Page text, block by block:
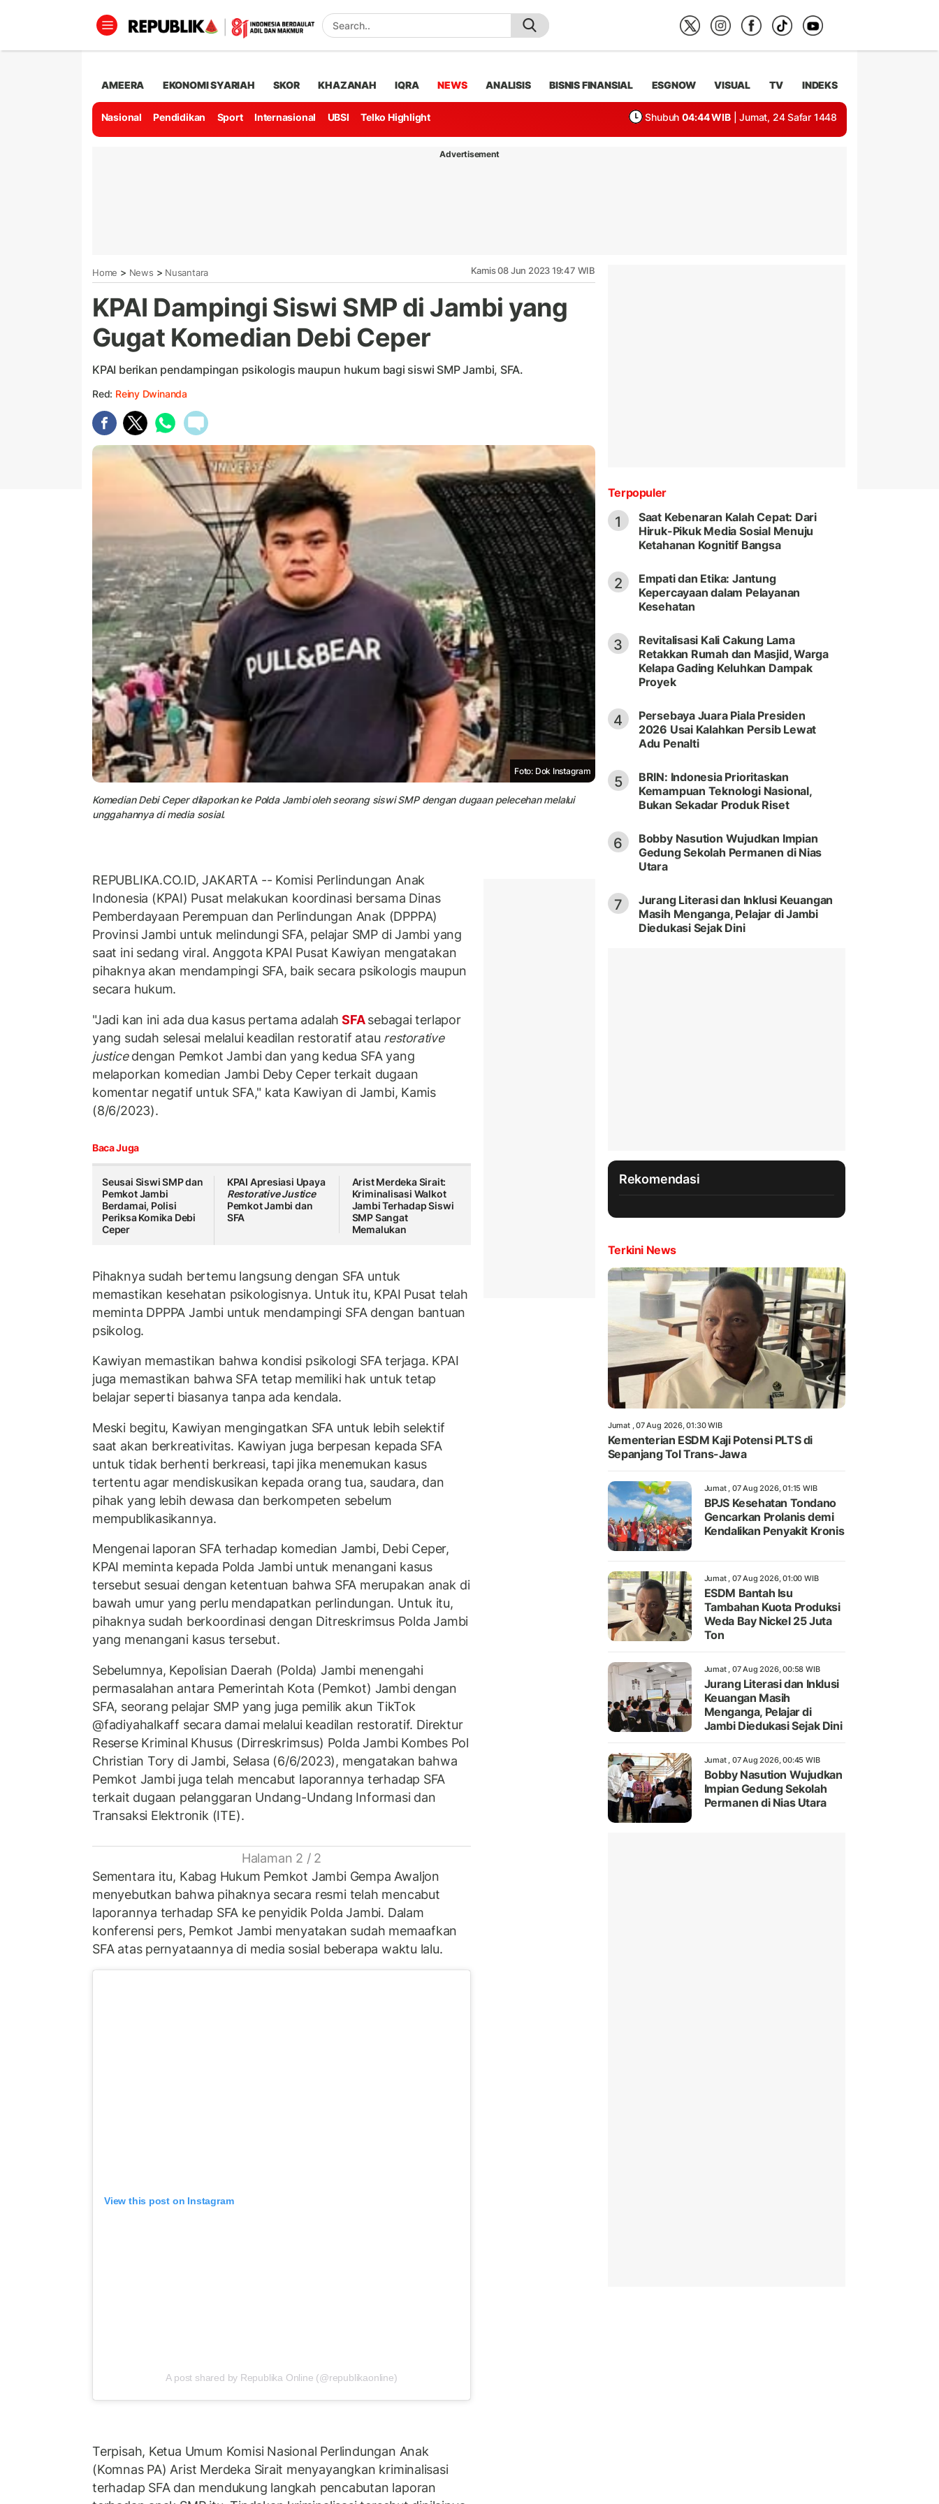
AMEERA EKONOMI SYARIAH SKOR KHAZANAH IQRA NEWS ANALISIS BISNIS FINANSIAL ESGNOW VISUAL TV INDEKS
Nasional Pendidikan Sport Internasional UBSI Telko Highlight Shubuh 04:44 WIB | Jumat, 24 Safar 1448
Advertisement
Home > News > Nusantara Kamis 08 Jun 2023 19:47 WIB
KPAI Dampingi Siswi SMP di Jambi yang
Gugat Komedian Debi Ceper
KPAI berikan pendampingan psikologis maupun hukum bagi siswi SMP Jambi, SFA.
Red: Reiny Dwinanda
Foto: Dok Instagram
Komedian Debi Ceper dilaporkan ke Polda Jambi oleh seorang siswi SMP dengan dugaan pelecehan melalui
unggahannya di media sosial.
REPUBLIKA.CO.ID, JAKARTA -- Komisi Perlindungan Anak
Indonesia (KPAI) Pusat melakukan koordinasi bersama Dinas
Pemberdayaan Perempuan dan Perlindungan Anak (DPPPA)
Provinsi Jambi untuk melindungi SFA, pelajar SMP di Jambi yang
saat ini sedang viral. Anggota KPAI Pusat Kawiyan mengatakan
pihaknya akan mendampingi SFA, baik secara psikologis maupun
secara hukum.
"Jadi kan ini ada dua kasus pertama adalah SFAsebagai terlapor
yang sudah selesai melalui keadilan restoratif atau restorative
justicedengan Pemkot Jambi dan yang kedua SFA yang
melaporkan komedian Jambi Deby Ceper terkait dugaan
komentar negatif untuk SFA," kata Kawiyan di Jambi, Kamis
(8/6/2023).
Baca Juga
Seusai Siswi SMP dan
Pemkot Jambi
Berdamai, Polisi
Periksa Komika Debi
Ceper
KPAI Apresiasi Upaya
Restorative Justice
Pemkot Jambi dan
SFA
Arist Merdeka Sirait:
Kriminalisasi Walkot
Jambi Terhadap Siswi
SMP Sangat
Memalukan
Pihaknya sudah bertemu langsung dengan SFA untuk
memastikan kesehatan psikologisnya. Untuk itu, KPAI Pusat telah
meminta DPPPA Jambi untuk mendampingi SFA dengan bantuan
psikolog.
Kawiyan memastikan bahwa kondisi psikologi SFA terjaga. KPAI
juga memastikan bahwa SFA tetap memiliki hak untuk tetap
belajar seperti biasanya tanpa ada kendala.
Meski begitu, Kawiyan mengingatkan SFA untuk lebih selektif
saat akan berkreativitas. Kawiyan juga berpesan kepada SFA
untuk tidak berhenti berkreasi, tapi jika menemukan kasus
tertentu agar mendiskusikan kepada orang tua, saudara, dan
pihak yang lebih dewasa dan berkompeten sebelum
mempublikasikannya.
Mengenai laporan SFA terhadap komedian Jambi, Debi Ceper,
KPAI meminta kepada Polda Jambi untuk menangani kasus
tersebut sesuai dengan ketentuan bahwa SFA merupakan anak di
bawah umur yang perlu mendapatkan perlindungan. Untuk itu,
pihaknya sudah berkoordinasi dengan Ditreskrimsus Polda Jambi
yang menangani kasus tersebut.
Sebelumnya, Kepolisian Daerah (Polda) Jambi menengahi
permasalahan antara Pemerintah Kota (Pemkot) Jambi dengan
SFA, seorang pelajar SMP yang juga pemilik akun TikTok
@fadiyahalkaff secara damai melalui keadilan restoratif. Direktur
Reserse Kriminal Khusus (Dirreskrimsus) Polda Jambi Kombes Pol
Christian Tory di Jambi, Selasa (6/6/2023), mengatakan bahwa
Pemkot Jambi juga telah mencabut laporannya terhadap SFA
terkait dugaan pelanggaran Undang-Undang Informasi dan
Transaksi Elektronik (ITE).
Halaman 2 / 2
Sementara itu, Kabag Hukum Pemkot Jambi Gempa Awaljon
menyebutkan bahwa pihaknya secara resmi telah mencabut
laporannya terhadap SFA ke penyidik Polda Jambi. Dalam
konferensi pers, Pemkot Jambi menyatakan sudah memaafkan
SFA atas pernyataannya di media sosial beberapa waktu lalu.
View this post on Instagram
A post shared by Republika Online (@republikaonline)
Terpisah, Ketua Umum Komisi Nasional Perlindungan Anak
(Komnas PA) Arist Merdeka Sirait menyayangkan kriminalisasi
terhadap SFA dan mendukung langkah pencabutan laporan
Terpopuler
1
Saat Kebenaran Kalah Cepat: Dari
Hiruk-Pikuk Media Sosial Menuju
Ketahanan Kognitif Bangsa
2
Empati dan Etika: Jantung
Kepercayaan dalam Pelayanan
Kesehatan
3
Revitalisasi Kali Cakung Lama
Retakkan Rumah dan Masjid, Warga
Kelapa Gading Keluhkan Dampak
Proyek
4
Persebaya Juara Piala Presiden
2026 Usai Kalahkan Persib Lewat
Adu Penalti
5
BRIN: Indonesia Prioritaskan
Kemampuan Teknologi Nasional,
Bukan Sekadar Produk Riset
6
Bobby Nasution Wujudkan Impian
Gedung Sekolah Permanen di Nias
Utara
7
Jurang Literasi dan Inklusi Keuangan
Masih Menganga, Pelajar di Jambi
Diedukasi Sejak Dini
Rekomendasi
Terkini News
Jumat , 07 Aug 2026, 01:30 WIB
Kementerian ESDM Kaji Potensi PLTS di
Sepanjang Tol Trans-Jawa
Jumat , 07 Aug 2026, 01:15 WIB
BPJS Kesehatan Tondano
Gencarkan Prolanis demi
Kendalikan Penyakit Kronis
Jumat , 07 Aug 2026, 01:00 WIB
ESDM Bantah Isu
Tambahan Kuota Produksi
Weda Bay Nickel 25 Juta
Ton
Jumat , 07 Aug 2026, 00:58 WIB
Jurang Literasi dan Inklusi
Keuangan Masih
Menganga, Pelajar di
Jambi Diedukasi Sejak Dini
Jumat , 07 Aug 2026, 00:45 WIB
Bobby Nasution Wujudkan
Impian Gedung Sekolah
Permanen di Nias Utara